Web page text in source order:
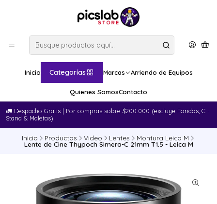
Inicio Categorías Marcas Arriendo de Equipos
Quienes SomosContacto
🚛​ Despacho Gratis | Por compras sobre $200.000 (excluye Fondos, C -
Stand & Maletas)
Inicio Productos Video Lentes Montura Leica M
Lente de Cine Thypoch Simera-C 21mm T1.5 - Leica M